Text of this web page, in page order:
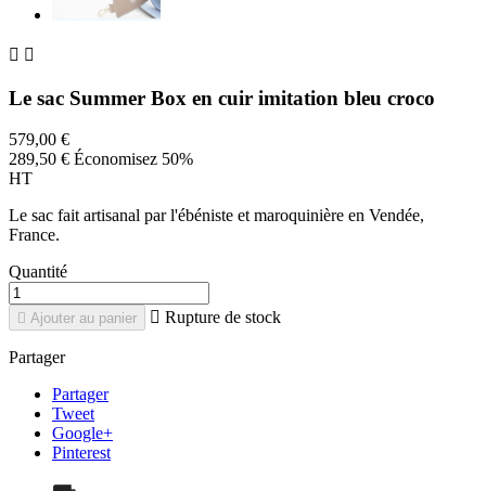
 
Le sac Summer Box en cuir imitation bleu croco
579,00 €
289,50 € Économisez 50%
HT
Le sac fait artisanal par l'ébéniste et maroquinière en Vendée,
France.
Quantité
 Ajouter au panier  Rupture de stock
Partager
Partager
Tweet
Google+
Pinterest